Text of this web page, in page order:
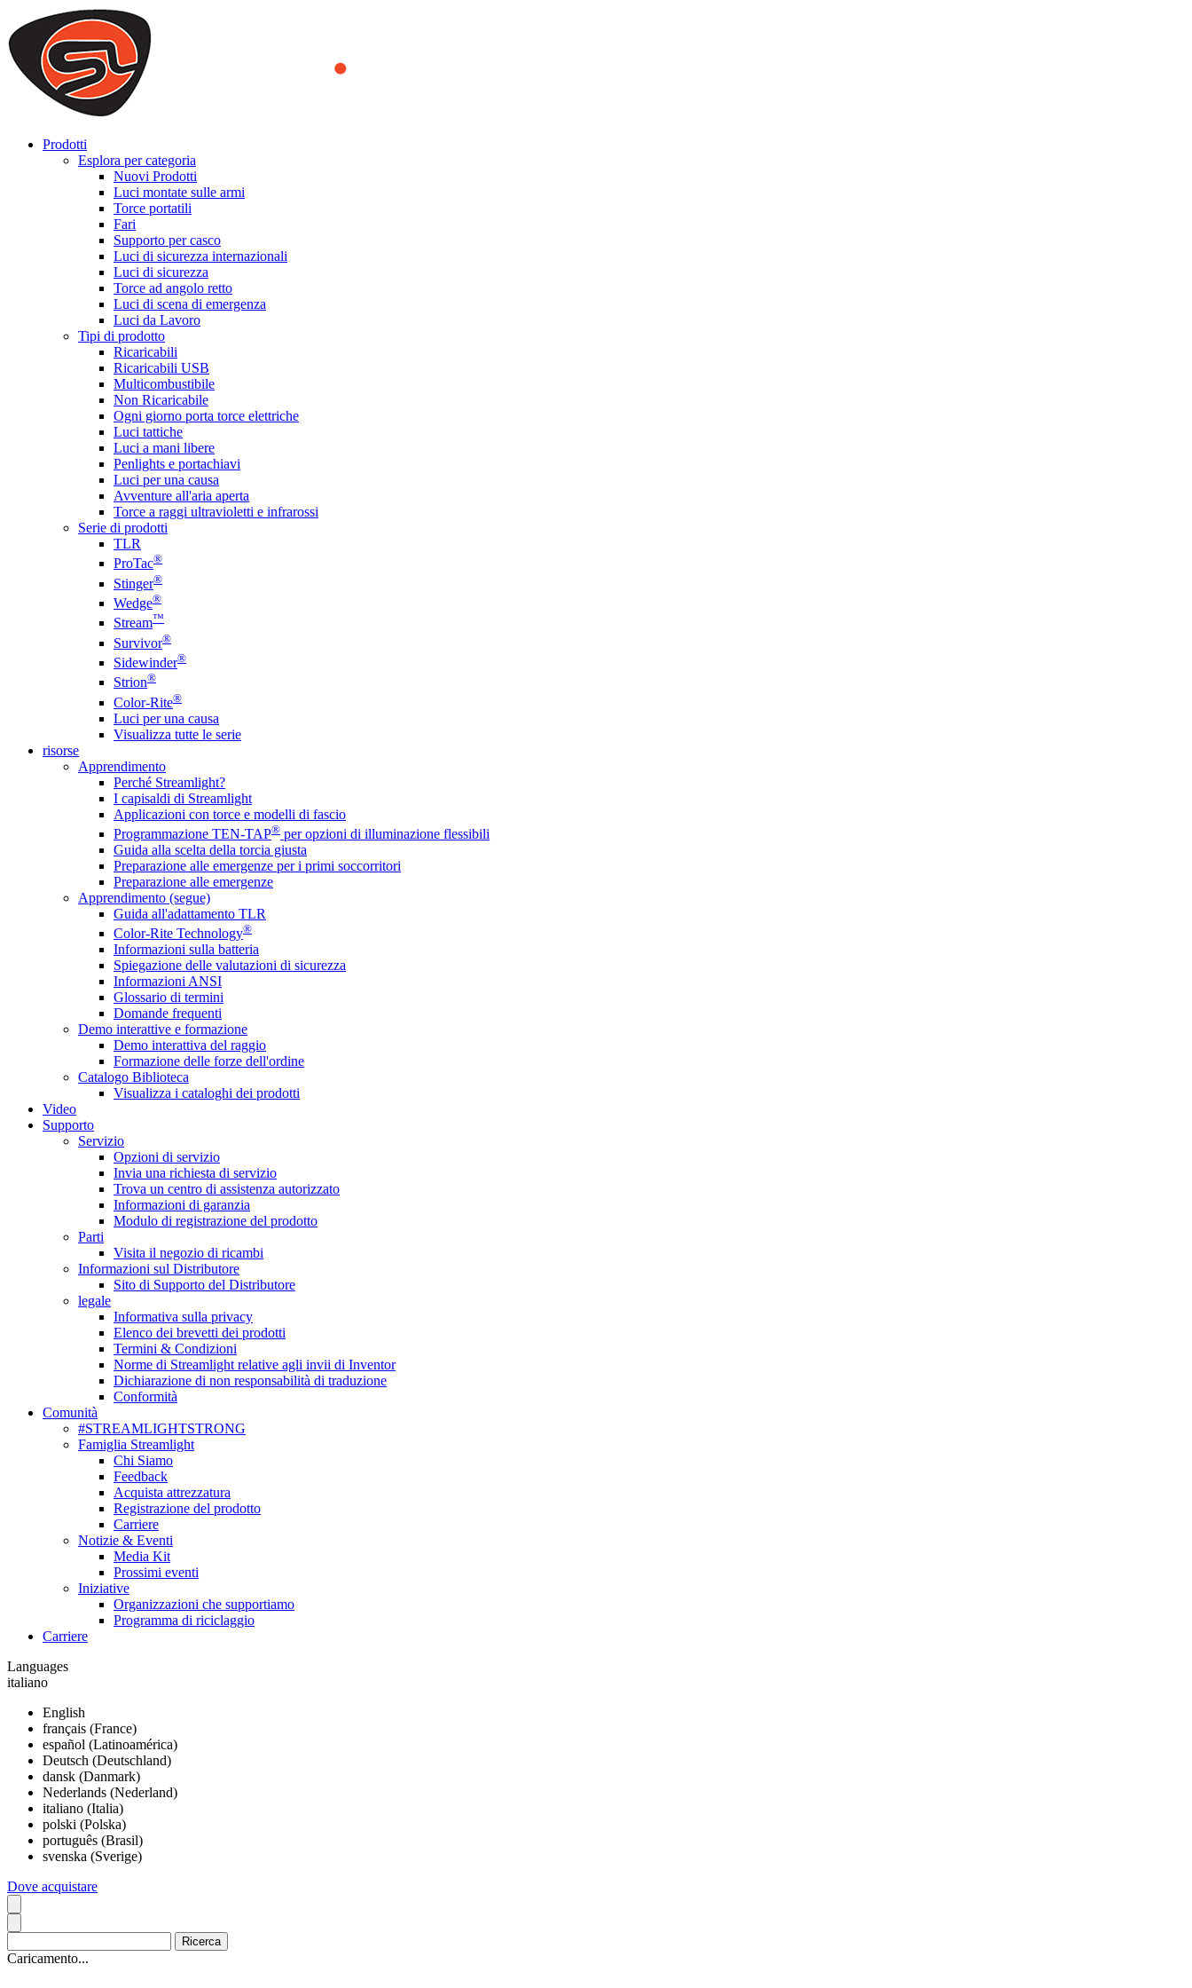
We use cookies to ensure that we provide you the best experience on our website. By continuing to browse this website, you accept that cookies are used to help us analyze how the website is used and to offer
you a better experience. To learn more or to find out how you can disable cookies, you can access our
ACCEPT AND CLOSE
Prodotti
Esplora per categoria
Nuovi Prodotti
Luci montate sulle armi
Torce portatili
Fari
Supporto per casco
Luci di sicurezza internazionali
Luci di sicurezza
Torce ad angolo retto
Luci di scena di emergenza
Luci da Lavoro
Tipi di prodotto
Ricaricabili
Ricaricabili USB
Multicombustibile
Non Ricaricabile
Ogni giorno porta torce elettriche
Luci tattiche
Luci a mani libere
Penlights e portachiavi
Luci per una causa
Avventure all'aria aperta
Torce a raggi ultravioletti e infrarossi
Serie di prodotti
TLR
ProTac®
Stinger®
Wedge®
Stream™
Survivor®
Sidewinder®
Strion®
Color-Rite®
Luci per una causa
Visualizza tutte le serie
risorse
Apprendimento
Perché Streamlight?
I capisaldi di Streamlight
Applicazioni con torce e modelli di fascio
Programmazione TEN-TAP® per opzioni di illuminazione flessibili
Guida alla scelta della torcia giusta
Preparazione alle emergenze per i primi soccorritori
Preparazione alle emergenze
Apprendimento (segue)
Guida all'adattamento TLR
Color-Rite Technology®
Informazioni sulla batteria
Spiegazione delle valutazioni di sicurezza
Informazioni ANSI
Glossario di termini
Domande frequenti
Demo interattive e formazione
Demo interattiva del raggio
Formazione delle forze dell'ordine
Catalogo Biblioteca
Visualizza i cataloghi dei prodotti
Video
Supporto
Servizio
Opzioni di servizio
Invia una richiesta di servizio
Trova un centro di assistenza autorizzato
Informazioni di garanzia
Modulo di registrazione del prodotto
Parti
Visita il negozio di ricambi
Informazioni sul Distributore
Sito di Supporto del Distributore
legale
Informativa sulla privacy
Elenco dei brevetti dei prodotti
Termini & Condizioni
Norme di Streamlight relative agli invii di Inventor
Dichiarazione di non responsabilità di traduzione
Conformità
Comunità
#STREAMLIGHTSTRONG
Famiglia Streamlight
Chi Siamo
Feedback
Acquista attrezzatura
Registrazione del prodotto
Carriere
Notizie & Eventi
Media Kit
Prossimi eventi
Iniziative
Organizzazioni che supportiamo
Programma di riciclaggio
Carriere
Languages
italiano
English
français (France)
español (Latinoamérica)
Deutsch (Deutschland)
dansk (Danmark)
Nederlands (Nederland)
italiano (Italia)
polski (Polska)
português (Brasil)
svenska (Sverige)
Dove acquistare
Caricamento...